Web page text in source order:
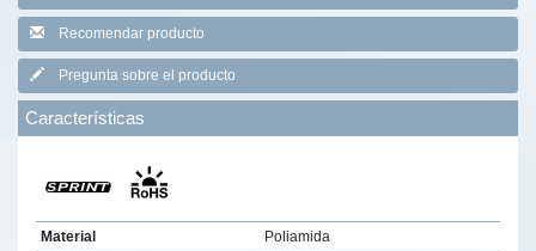
Recomendar producto
Pregunta sobre el producto
Características
Material
Poliamida